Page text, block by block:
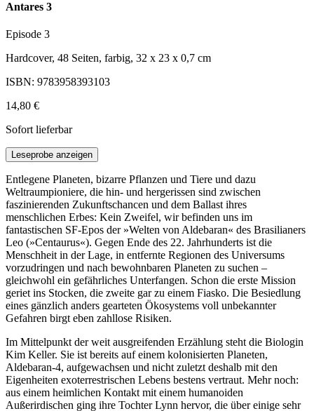
Antares 3
Episode 3
Hardcover, 48 Seiten, farbig, 32 x 23 x 0,7 cm
ISBN: 9783958393103
14,80 €
Sofort lieferbar
Leseprobe anzeigen
Entlegene Planeten, bizarre Pflanzen und Tiere und dazu
Weltraumpioniere, die hin- und hergerissen sind zwischen
faszinierenden Zukunftschancen und dem Ballast ihres
menschlichen Erbes: Kein Zweifel, wir befinden uns im
fantastischen SF-Epos der »Welten von Aldebaran« des Brasilianers
Leo (»Centaurus«). Gegen Ende des 22. Jahrhunderts ist die
Menschheit in der Lage, in entfernte Regionen des Universums
vorzudringen und nach bewohnbaren Planeten zu suchen –
gleichwohl ein gefährliches Unterfangen. Schon die erste Mission
geriet ins Stocken, die zweite gar zu einem Fiasko. Die Besiedlung
eines gänzlich anders gearteten Ökosystems voll unbekannter
Gefahren birgt eben zahllose Risiken.
Im Mittelpunkt der weit ausgreifenden Erzählung steht die Biologin
Kim Keller. Sie ist bereits auf einem kolonisierten Planeten,
Aldebaran-4, aufgewachsen und nicht zuletzt deshalb mit den
Eigenheiten exoterrestrischen Lebens bestens vertraut. Mehr noch:
aus einem heimlichen Kontakt mit einem humanoiden
Außerirdischen ging ihre Tochter Lynn hervor, die über einige sehr